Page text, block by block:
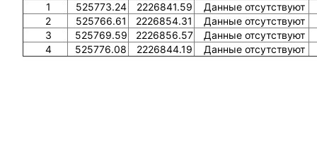
1
525773.24 2226841.59
Данные отсутствуют
2
525766.61 2226854.31
Данные отсутствуют
3
525769.59 2226856.57
Данные отсутствуют
4
525776.08 2226844.19 Данные отсутствуют